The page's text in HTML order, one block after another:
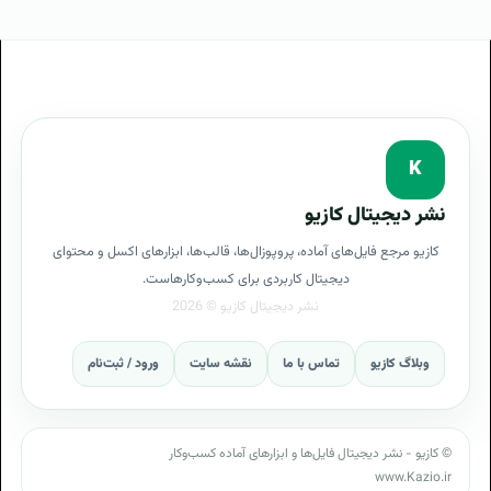
پروپوزال پروژه پروژه کپی رایتر
پروپوزال برنامه پروژه کپی رایتر
پروپوزال Copywriting RFp
پروپوزال RFP Copywriting
نیازمندی های پروژه کپی رایتر پیش نیازهای پروژه
پروژه کپی رایتر فازهای پروژه کپی رایتر
مزایای داشتن پروژه کپی رایتر مزایای پروژه کپی رایتر
بهترین رسانه برای تبلیغ
K
نشر دیجیتال کازیو
کازیو مرجع فایل‌های آماده، پروپوزال‌ها، قالب‌ها، ابزارهای اکسل و محتوای
دیجیتال کاربردی برای کسب‌وکارهاست.
وبلاگ کازیو تماس با ما نقشه سایت ورود / ثبت‌نام
© کازیو - نشر دیجیتال فایل‌ها و ابزارهای آماده کسب‌وکار
www.Kazio.ir